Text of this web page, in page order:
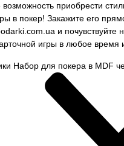
возможность приобрести
в покер! Закажите его
и почувствуйте
игры в любое время
Набор для покера в MDF